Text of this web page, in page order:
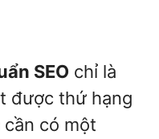
SEO chỉ là
được thứ hạng
cần có một